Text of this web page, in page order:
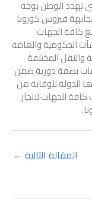
تهدد الوطن بوجه
فيروس كورونا
كافة الجهات
الحكومية والعامة
المختلفة
بصفة دورية ضمن
الدولة للوقاية من
الجهات لانجاز
المقالة التالية ←